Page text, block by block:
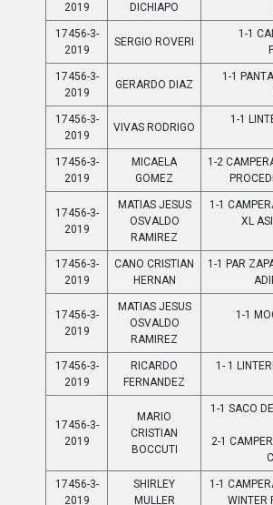
2019
DICHIAPO
17456-3-
2019
SERGIO ROVERI
1-1
17456-3-
2019
GERARDO DIAZ
1-1
17456-3-
2019
VIVAS RODRIGO
1-1
17456-3-
2019
MICAELA
GOMEZ
1-2
17456-3-
2019
MATIAS JESUS
OSVALDO
RAMIREZ
1-1
XL
17456-3-
2019
CANO CRISTIAN
HERNAN
1-1 PAR
17456-3-
2019
MATIAS JESUS
OSVALDO
RAMIREZ
1-1
17456-3-
2019
RICARDO
FERNANDEZ
1- 1
17456-3-
2019
MARIO
CRISTIAN
BOCCUTI
1-1 SACO
2-1
17456-3-
2019
SHIRLEY
MULLER
1-1
WINTER